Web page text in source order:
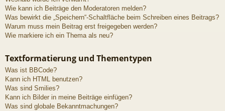
Wie kann ich Beiträge den Moderatoren melden?
Was bewirkt die „Speichern“-Schaltfläche beim Schreiben eines Beitrags?
Warum muss mein Beitrag erst freigegeben werden?
Wie markiere ich ein Thema als neu?
Textformatierung und Thementypen
Was ist BBCode?
Kann ich HTML benutzen?
Was sind Smilies?
Kann ich Bilder in meine Beiträge einfügen?
Was sind globale Bekanntmachungen?